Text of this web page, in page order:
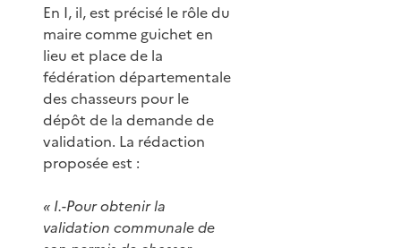
En I, il, est précisé le rôle du
maire comme guichet en
lieu et place de la
fédération départementale
des chasseurs pour le
dépôt de la demande de
validation. La rédaction
proposée est :
« I.-Pour obtenir la
validation communale de